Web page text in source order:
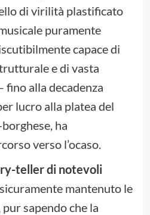
di virilità plastificato
puramente
capace di
e di vasta
fino alla decadenza
lucro alla platea del
ha
verso l’ocaso.
teller di notevoli
mantenuto le
sapendo che la